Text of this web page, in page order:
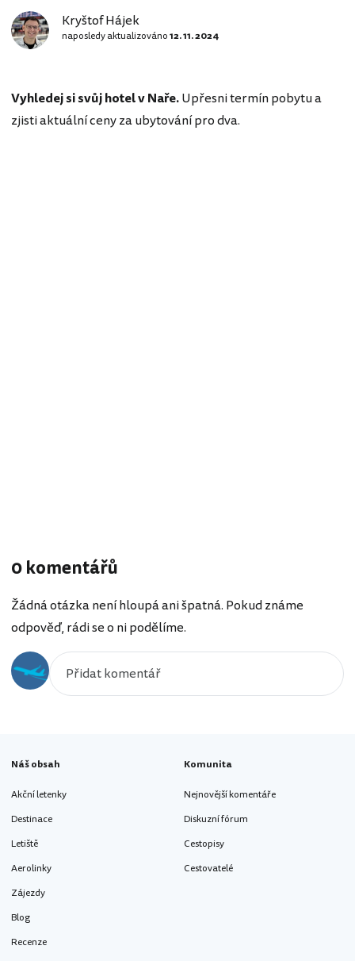
Kryštof Hájek
naposledy aktualizováno12. 11. 2024
Vyhledej si svůj hotel v Naře.Upřesni termín pobytu a
zjisti aktuální ceny za ubytování pro dva.
0 komentářů
Žádná otázka není hloupá ani špatná. Pokud známe
odpověď, rádi se o ni podělíme.
Náš obsah
Akční letenky
Destinace
Letiště
Aerolinky
Zájezdy
Blog
Recenze
Komunita
Nejnovější komentáře
Diskuzní fórum
Cestopisy
Cestovatelé